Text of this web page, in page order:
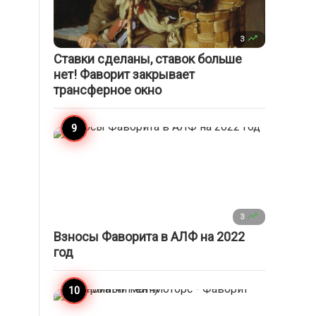
3 
Ставки сделаны, ставок больше
нет! Фаворит закрывает
трансферное окно
3 
Взносы Фаворита в АЛФ на 2022
год